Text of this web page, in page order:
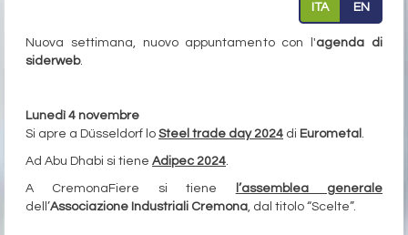
ITA EN
Nuova settimana, nuovo appuntamento con l'agenda di
siderweb.
Lunedì 4 novembre
Si apre a Düsseldorf lo Steel trade day 2024 di Eurometal .
Ad Abu Dhabi si tiene Adipec 2024.
A CremonaFiere si tiene
l’assemblea generale
dell’Associazione Industriali Cremona, dal titolo “Scelte”.